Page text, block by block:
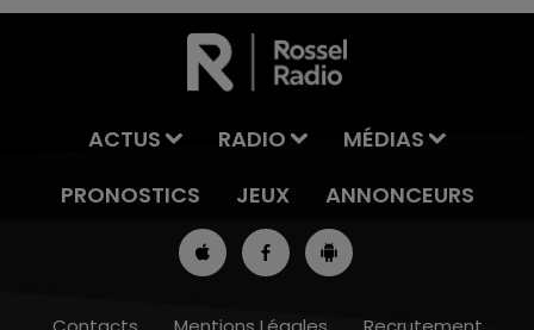
ACTUS RADIO
MÉDIAS
PRONOSTICS
JEUX ANNONCEURS